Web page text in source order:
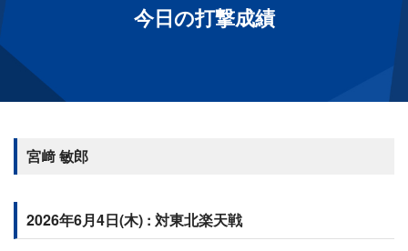
今日の打撃成績
宮﨑 敏郎
2026年6月4日(木) : 対東北楽天戦